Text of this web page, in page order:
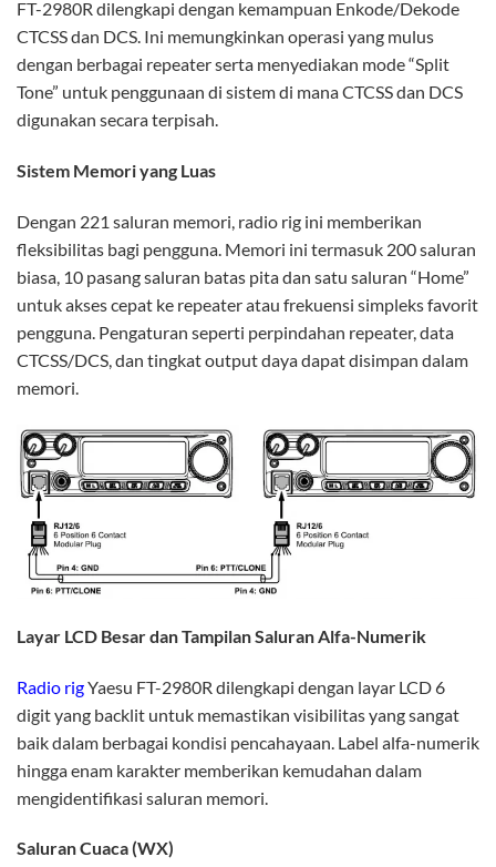
FT-2980R dilengkapi dengan kemampuan Enkode/Dekode
CTCSS dan DCS. Ini memungkinkan operasi yang mulus
dengan berbagai repeater serta menyediakan mode “Split
Tone” untuk penggunaan di sistem di mana CTCSS dan DCS
digunakan secara terpisah.
Sistem Memori yang Luas
Dengan 221 saluran memori, radio rig ini memberikan
fleksibilitas bagi pengguna. Memori ini termasuk 200 saluran
biasa, 10 pasang saluran batas pita dan satu saluran “Home”
untuk akses cepat ke repeater atau frekuensi simpleks favorit
pengguna. Pengaturan seperti perpindahan repeater, data
CTCSS/DCS, dan tingkat output daya dapat disimpan dalam
memori.
Layar LCD Besar dan Tampilan Saluran Alfa-Numerik
Radio rigYaesu FT-2980R dilengkapi dengan layar LCD 6
digit yang backlit untuk memastikan visibilitas yang sangat
baik dalam berbagai kondisi pencahayaan. Label alfa-numerik
hingga enam karakter memberikan kemudahan dalam
mengidentifikasi saluran memori.
Saluran Cuaca (WX)